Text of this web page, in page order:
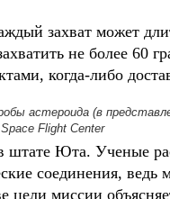
захват может
не более 60
когда-либо
астероида (в
Flight Center
штате Юта. Ученые
соединения, ведь
цели миссии